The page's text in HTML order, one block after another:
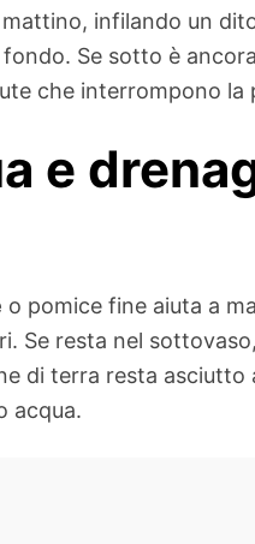
infilando un
Se sotto è
che interrompono la
e
o pomice fine aiuta a
Se resta nel
di terra resta asciutto
acqua.